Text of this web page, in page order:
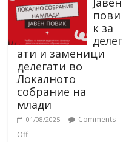
пови
к за
делег
ати и заменици
делегати во
Локалното
собрание на
млади
01/08/2025
Comments
Off